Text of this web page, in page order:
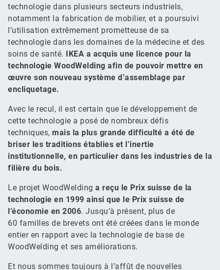
technologie dans plusieurs secteurs industriels,
notamment la fabrication de mobilier, et a poursuivi
l’utilisation extrêmement prometteuse de sa
technologie dans les domaines de la médecine et des
soins de santé. IKEA a acquis une licence pour la
technologie WoodWelding afin de pouvoir mettre en
œuvre son nouveau système d’assemblage par
encliquetage.
Avec le recul, il est certain que le développement de
cette technologie a posé de nombreux défis
techniques, mais la plus grande difficulté a été de
briser les traditions établies et l’inertie
institutionnelle, en particulier dans les industries de la
filière du bois.
Le projet WoodWelding a reçu le Prix suisse de la
technologie en 1999 ainsi que le Prix suisse de
l’économie en 2006. Jusqu’à présent, plus de
60 familles de brevets ont été créées dans le monde
entier en rapport avec la technologie de base de
WoodWelding et ses améliorations.
Et nous sommes toujours à l’affût de nouvelles